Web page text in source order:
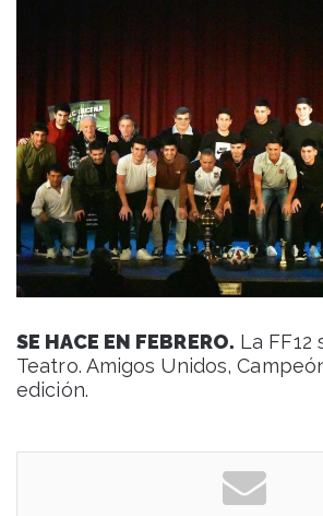
SE HACE EN FEBRERO. La FF12
Teatro. Amigos Unidos,
edición.